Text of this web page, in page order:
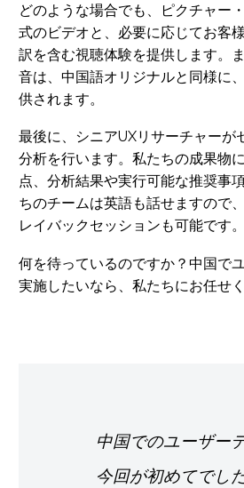
どのような場合でも、ピクチャー
式のビデオと、必要に応じてお客
訳を含む視聴体験を提供します。
音は、中国語オリジナルと同様に
供されます。
最後に、シニアUXリサーチャーが
分析を行います。私たちの成果物
点、分析結果や実行可能な推奨事
ちのチームは英語も話せますので
レイバックセッションも可能です。
何を待っているのですか？中国で
実施したいなら、私たちにお任せく
中国でのユーザー
今回が初めてでした